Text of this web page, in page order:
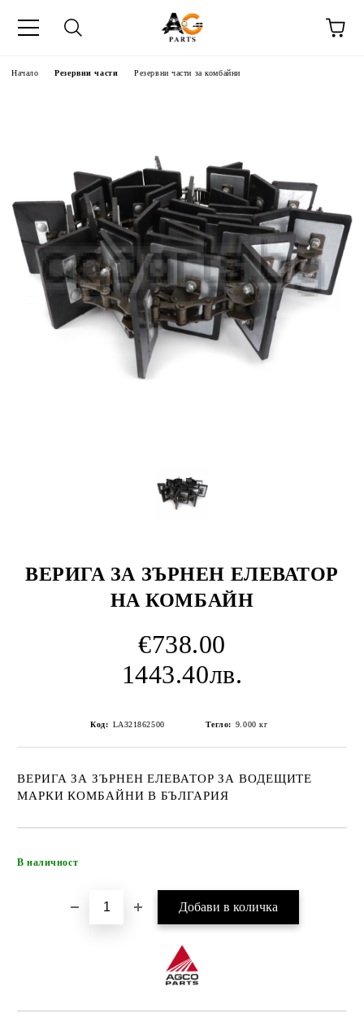
Начало Резервни части Резервни части за комбайни
ВЕРИГА ЗА ЗЪРНЕН ЕЛЕВАТОР
НА КОМБАЙН
€738.00
1443.40лв.
Код: LA321862500 Тегло: 9.000 кг
ВЕРИГА ЗА ЗЪРНЕН ЕЛЕВАТОР ЗА ВОДЕЩИТЕ
МАРКИ КОМБАЙНИ В БЪЛГАРИЯ
В наличност